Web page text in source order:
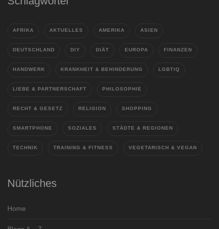
AFRIKA AKTUELLES AMERIKA ASIEN
DEUTSCHLAND DIY DIÄT EUROPA FINANZEN
HANDWERK KRANKHEIT & BEHINDERUNG LGBTIQ
LIEBE & PARTNERSCHAFT PHILOSOPHIE
RECHT & GESETZ RELIGION SHOPPING
SMARTPHONE SOZIALES STÄDTE & REGIONEN
TECHNIK TRAINING & FITNESS VEGETARISCH & VEGAN
Nützliches
Home